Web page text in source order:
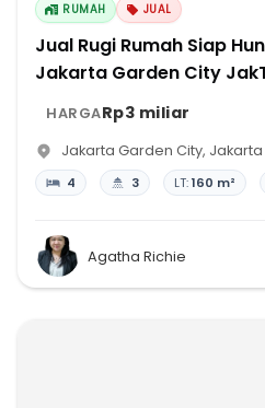
RUMAH JUAL
Jual Rugi Rumah Siap
Jakarta Garden City
HARGARp3 miliar
Jakarta Garden City,
4 3 LT:160 m²
Agatha Richie